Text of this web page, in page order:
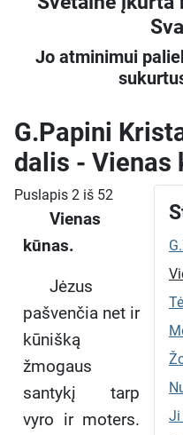
Jo atminimui
G.Papini
dalis - Vienas
Ji
Puslapis 2 iš 52
Vienas
kūnas.
Jėzus
pašvenčia net ir
kūnišką
žmogaus
santykį tarp
vyro ir moters.